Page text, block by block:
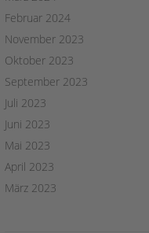
Februar 2024
November 2023
Oktober 2023
September 2023
Juli 2023
Juni 2023
Mai 2023
April 2023
März 2023